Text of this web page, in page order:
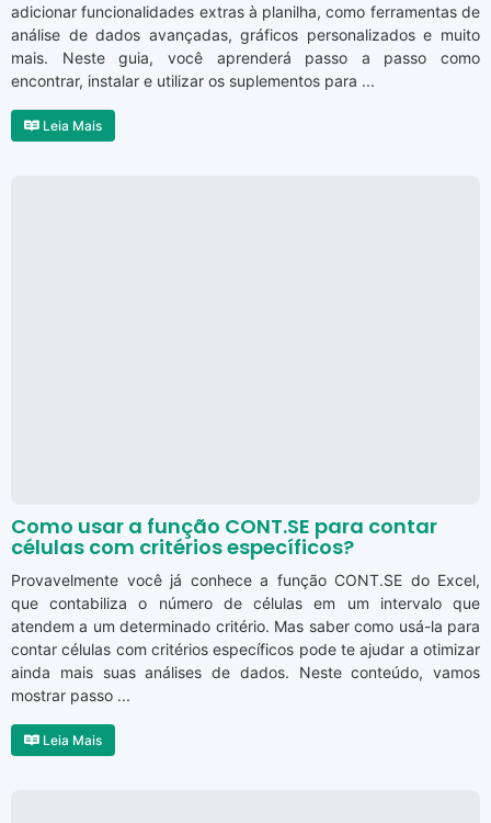
adicionar funcionalidades extras à planilha, como ferramentas de
análise de dados avançadas, gráficos personalizados e muito
mais. Neste guia, você aprenderá passo a passo como
encontrar, instalar e utilizar os suplementos para ...
Leia Mais
Como usar a função CONT.SE para contar
células com critérios específicos?
Provavelmente você já conhece a função CONT.SE do Excel,
que contabiliza o número de células em um intervalo que
atendem a um determinado critério. Mas saber como usá-la para
contar células com critérios específicos pode te ajudar a otimizar
ainda mais suas análises de dados. Neste conteúdo, vamos
mostrar passo ...
Leia Mais